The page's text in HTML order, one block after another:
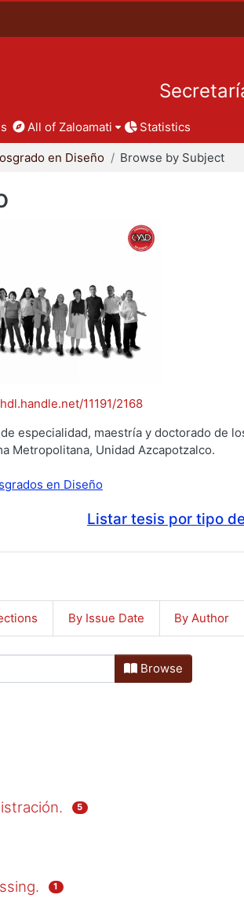
All of Zaloamati Statistics
en Diseño Browse by Subject
11191/2168
especialidad, maestría y doctorado de
Metropolitana, Unidad Azcapotzalco.
en Diseño
Listar tesis por tipo
By Issue Date By Author
Browse
5
1